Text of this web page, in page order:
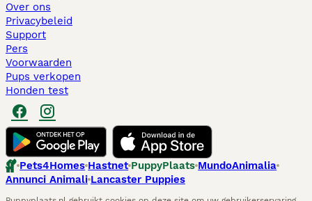
Over ons
Privacybeleid
Support
Pers
Voorwaarden
Pups verkopen
Honden test
Pets4Homes Hastnet PuppyPlaats MundoAnimalia
Annunci Animali Lancaster Puppies